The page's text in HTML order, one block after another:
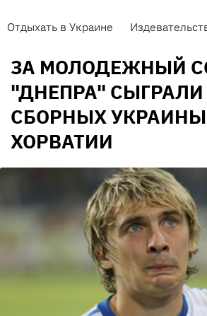
Отдыхать в Украине
ЗА МОЛОДЕЖНЫЙ
"ДНЕПРА" СЫГРАЛИ
СБОРНЫХ
ХОРВАТИИ